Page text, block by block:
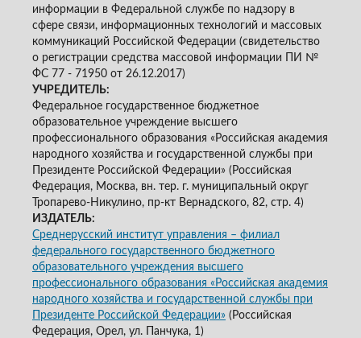
информации в Федеральной службе по надзору в
сфере связи, информационных технологий и массовых
коммуникаций Российской Федерации (свидетельство
о регистрации средства массовой информации ПИ №
ФС 77 - 71950 от 26.12.2017)
УЧРЕДИТЕЛЬ:
Федеральное государственное бюджетное
образовательное учреждение высшего
профессионального образования «Российская академия
народного хозяйства и государственной службы при
Президенте Российской Федерации» (Российская
Федерация, Москва, вн. тер. г. муниципальный округ
Тропарево-Никулино, пр-кт Вернадского, 82, стр. 4)
ИЗДАТЕЛЬ:
Среднерусский институт управления – филиал
федерального государственного бюджетного
образовательного учреждения высшего
профессионального образования «Российская академия
народного хозяйства и государственной службы при
Президенте Российской Федерации»(Российская
Федерация, Орел, ул. Панчука, 1)